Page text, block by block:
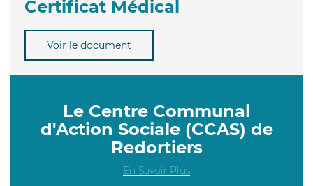
Certificat Médical
Voir le document
Le Centre Communal
d'Action Sociale (CCAS) de
Redortiers
En Savoir Plus